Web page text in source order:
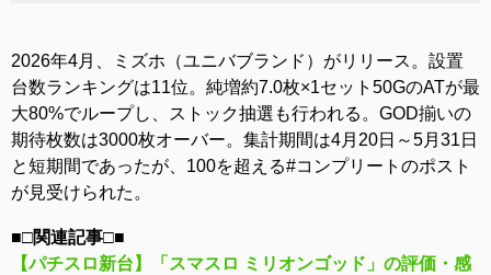
2026年4月、ミズホ（ユニバブランド）がリリース。設置
台数ランキングは11位。純増約7.0枚×1セット50GのATが最
大80%でループし、ストック抽選も行われる。GOD揃いの
期待枚数は3000枚オーバー。集計期間は4月20日～5月31日
と短期間であったが、100を超える#コンプリートのポスト
が見受けられた。
■□関連記事□■
【パチスロ新台】「スマスロ ミリオンゴッド」の評価・感